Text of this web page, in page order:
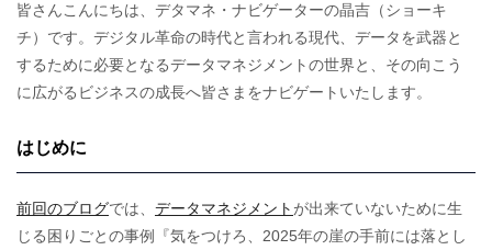
皆さんこんにちは、デタマネ・ナビゲーターの晶吉（ショーキ
チ）です。デジタル革命の時代と言われる現代、データを武器と
するために必要となるデータマネジメントの世界と、その向こう
に広がるビジネスの成長へ皆さまをナビゲートいたします。
はじめに
前回のブログでは、 データマネジメント が出来ていないために生
じる困りごとの事例『気をつけろ、2025年の崖の手前には落とし